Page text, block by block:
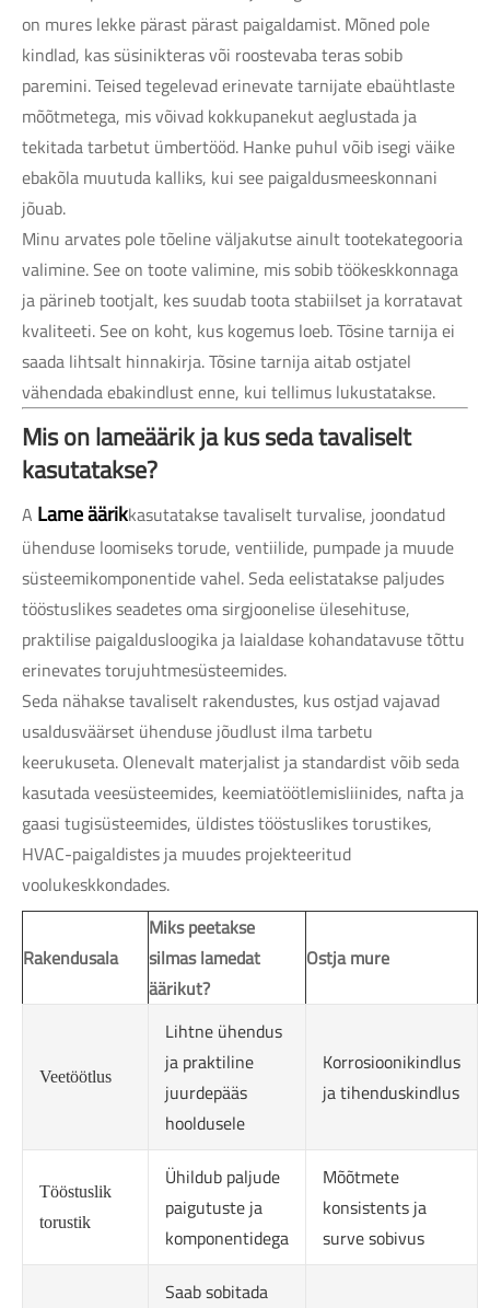
on mures lekke pärast pärast paigaldamist. Mõned pole
kindlad, kas süsinikteras või roostevaba teras sobib
paremini. Teised tegelevad erinevate tarnijate ebaühtlaste
mõõtmetega, mis võivad kokkupanekut aeglustada ja
tekitada tarbetut ümbertööd. Hanke puhul võib isegi väike
ebakõla muutuda kalliks, kui see paigaldusmeeskonnani
jõuab.
Minu arvates pole tõeline väljakutse ainult tootekategooria
valimine. See on toote valimine, mis sobib töökeskkonnaga
ja pärineb tootjalt, kes suudab toota stabiilset ja korratavat
kvaliteeti. See on koht, kus kogemus loeb. Tõsine tarnija ei
saada lihtsalt hinnakirja. Tõsine tarnija aitab ostjatel
vähendada ebakindlust enne, kui tellimus lukustatakse.
Mis on lameäärik ja kus seda tavaliselt
kasutatakse?
A Lame äärikkasutatakse tavaliselt turvalise, joondatud
ühenduse loomiseks torude, ventiilide, pumpade ja muude
süsteemikomponentide vahel. Seda eelistatakse paljudes
tööstuslikes seadetes oma sirgjoonelise ülesehituse,
praktilise paigaldusloogika ja laialdase kohandatavuse tõttu
erinevates torujuhtmesüsteemides.
Seda nähakse tavaliselt rakendustes, kus ostjad vajavad
usaldusväärset ühenduse jõudlust ilma tarbetu
keerukuseta. Olenevalt materjalist ja standardist võib seda
kasutada veesüsteemides, keemiatöötlemisliinides, nafta ja
gaasi tugisüsteemides, üldistes tööstuslikes torustikes,
HVAC-paigaldistes ja muudes projekteeritud
voolukeskkondades.
Rakendusala
Miks peetakse
silmas lamedat
äärikut?
Ostja mure
Veetöötlus
Lihtne ühendus
ja praktiline
juurdepääs
hooldusele
Korrosioonikindlus
ja tihenduskindlus
Tööstuslik
torustik
Ühildub paljude
paigutuste ja
komponentidega
Mõõtmete
konsistents ja
surve sobivus
Saab sobitada